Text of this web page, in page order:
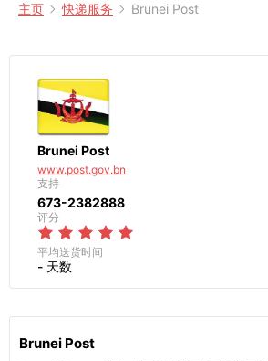
主页 快递服务 Brunei Post
Brunei Post
www.post.gov.bn
支持
673-2382888
评分
平均送货时间
- 天数
Brunei Post